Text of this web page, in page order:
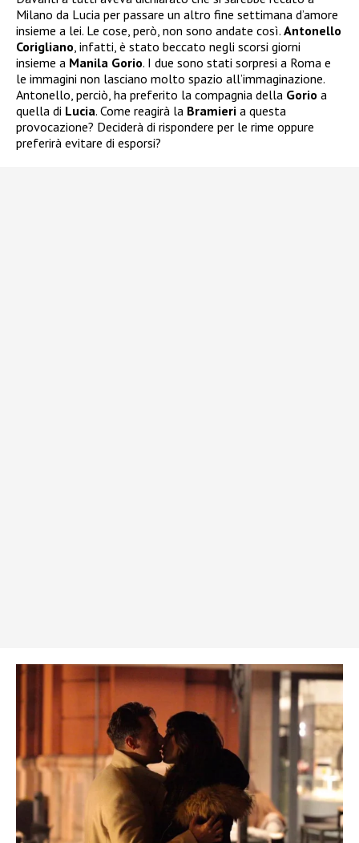
Milano da Lucia per passare un altro fine settimana d’amore
insieme a lei. Le cose, però, non sono andate così. Antonello
Corigliano, infatti, è stato beccato negli scorsi giorni
insieme a Manila Gorio. I due sono stati sorpresi a Roma e
le immagini non lasciano molto spazio all’immaginazione.
Antonello, perciò, ha preferito la compagnia della Gorio a
quella di Lucia. Come reagirà la Bramieri a questa
provocazione? Deciderà di rispondere per le rime oppure
preferirà evitare di esporsi?